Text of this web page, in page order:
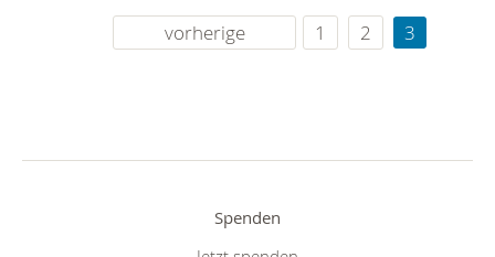
vorherige 1 2 3
Spenden